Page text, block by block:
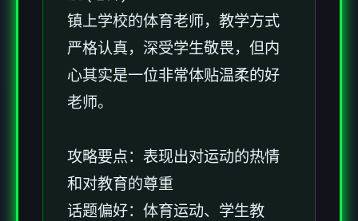
镇上学校的体育老师，教学方式
严格认真，深受学生敬畏，但内
心其实是一位非常体贴温柔的好
老师。
攻略要点：表现出对运动的热情
和对教育的尊重
话题偏好：体育运动、学生教